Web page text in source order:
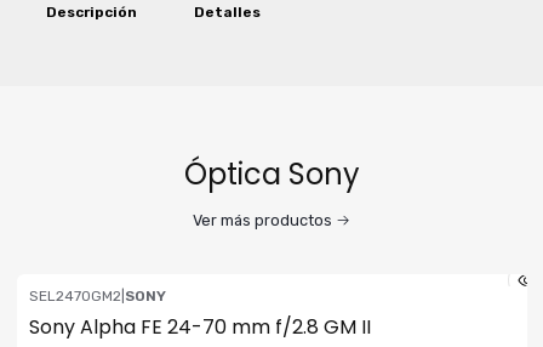
Descripción Detalles
Óptica Sony
Ver más productos
ENVÍO GRATIS
SEL2470GM2| SONY
Sony Alpha FE 24-70 mm f/2.8 GM II